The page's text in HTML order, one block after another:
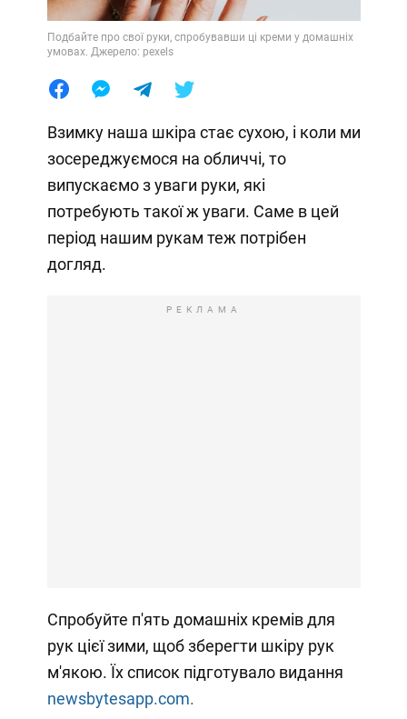
Подбайте про свої руки, спробувавши ці креми у домашніх
умовах. Джерело: pexels
Взимку наша шкіра стає сухою, і коли ми
зосереджуємося на обличчі, то
випускаємо з уваги руки, які
потребують такої ж уваги. Саме в цей
період нашим рукам теж потрібен
догляд.
РЕКЛАМА
Спробуйте п'ять домашніх кремів для
рук цієї зими, щоб зберегти шкіру рук
м'якою. Їх список підготувало видання
newsbytesapp.com.